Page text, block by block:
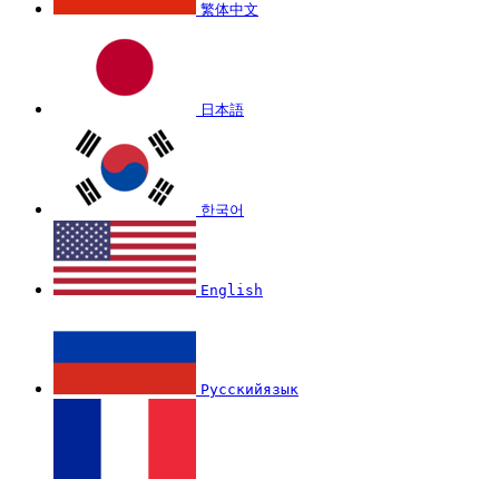
繁体中文
日本語
한국어
English
Русскийязык